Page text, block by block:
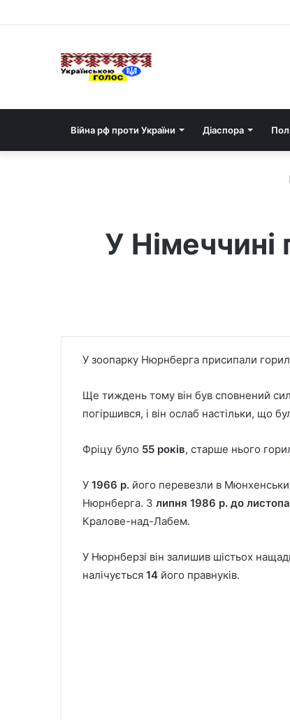
Війна рф проти України Діаспора
У
У зоопарку Нюрнберга присипали
Ще тиждень тому він був сповнений
погіршився, і він ослаб настільки, що
Фріцу було 55 років, старше нього
У 1966 р. його перевезли в
Нюрнберга. З липня 1986 р. до
Кралове-над-Лабем.
У Нюрнберзі він залишив шістьох
налічується 14 його правнуків.